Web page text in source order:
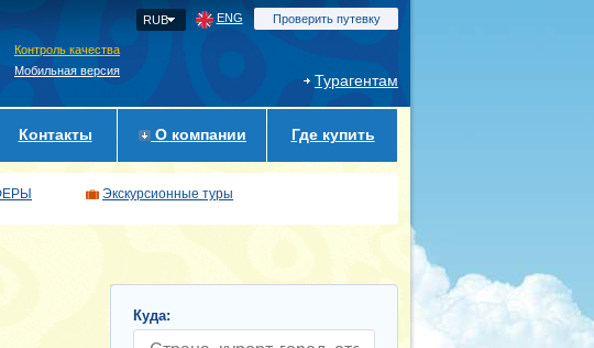
Контроль качества
Мобильная версия
RUB ENG Проверить путевку
Турагентам
Контакты О компании Где купить
Экскурсионные туры
Куда: